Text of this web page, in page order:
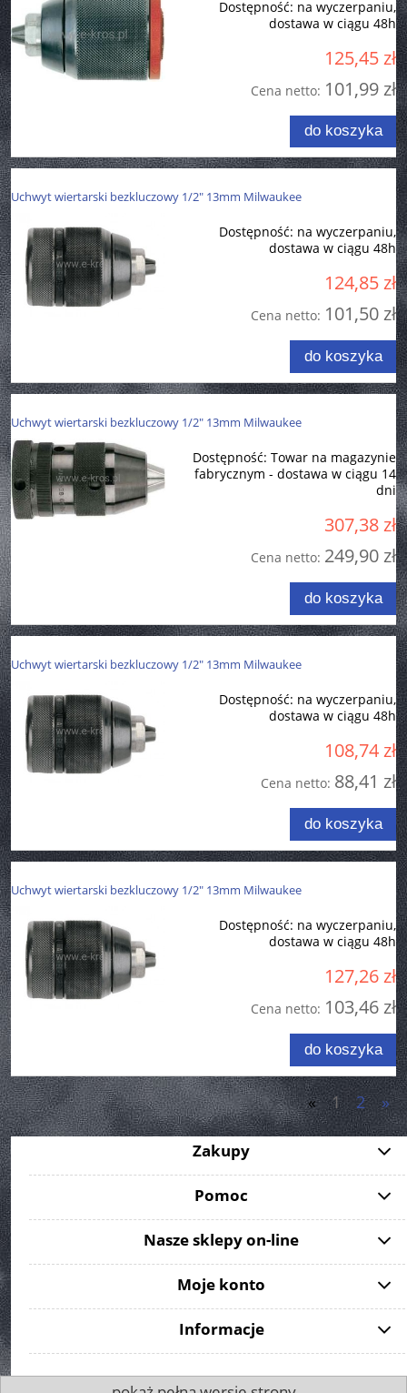
Dostępność: na wyczerpaniu,
dostawa w ciągu 48h
125,45 zł
Cena netto: 101,99 zł
do koszyka
Uchwyt wiertarski bezkluczowy 1/2" 13mm Milwaukee
Dostępność: na wyczerpaniu,
dostawa w ciągu 48h
124,85 zł
Cena netto: 101,50 zł
do koszyka
Uchwyt wiertarski bezkluczowy 1/2" 13mm Milwaukee
Dostępność: Towar na magazynie
fabrycznym - dostawa w ciągu 14
dni
307,38 zł
Cena netto: 249,90 zł
do koszyka
Uchwyt wiertarski bezkluczowy 1/2" 13mm Milwaukee
Dostępność: na wyczerpaniu,
dostawa w ciągu 48h
108,74 zł
Cena netto: 88,41 zł
do koszyka
Uchwyt wiertarski bezkluczowy 1/2" 13mm Milwaukee
Dostępność: na wyczerpaniu,
dostawa w ciągu 48h
127,26 zł
Cena netto: 103,46 zł
do koszyka
« 1 2 »
Zakupy
Pomoc
Nasze sklepy on-line
Moje konto
Informacje